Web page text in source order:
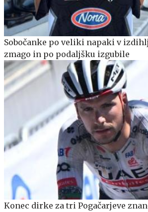
Sobočanke po veliki napaki v
zmago in po podaljšku izgubile
Konec dirke za tri Pogačarjeve